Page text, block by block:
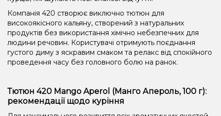
Компанія 420 створює виключно тютюн для
високоякісного кальяну, створений з натуральних
продуктів без використання хімічно небезпечних для
людини речовин. Користувачі отримують поєднання
густого диму з яскравим смаком та релакс від спокійного
проведення часу без головного болю на ранок.
Тютюн 420 Mango Aperol (Манго Апероль, 100 г):
рекомендації щодо куріння